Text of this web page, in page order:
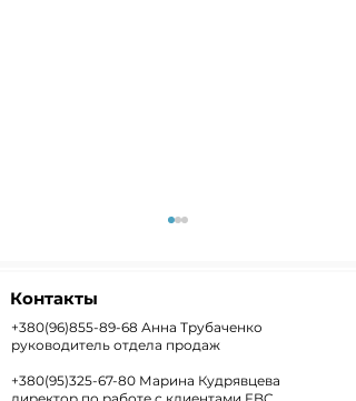
Контакты
+380(96)855-89-68 Анна Трубаченко
руководитель отдела продаж
+380(95)325-67-80 Марина Кудрявцева